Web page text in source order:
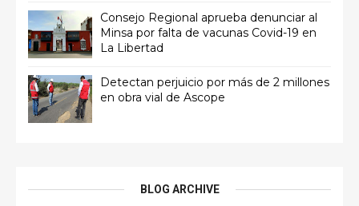
Consejo Regional aprueba denunciar al
Minsa por falta de vacunas Covid-19 en
La Libertad
Detectan perjuicio por más de 2 millones
en obra vial de Ascope
BLOG ARCHIVE